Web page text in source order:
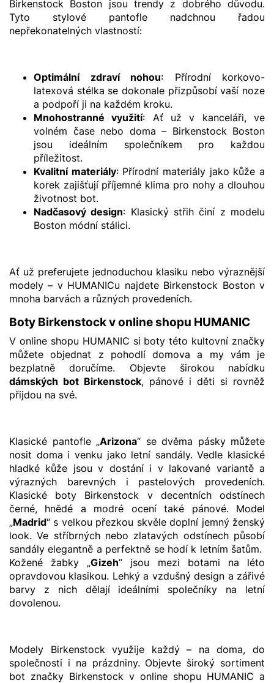
Birkenstock Boston jsou trendy z dobrého důvodu.
Tyto stylové pantofle nadchnou řadou
nepřekonatelných vlastností:
Optimální zdraví nohou: Přírodní korkovo-
latexová stélka se dokonale přizpůsobí vaší noze
a podpoří ji na každém kroku.
Mnohostranné využití: Ať už v kanceláři, ve
volném čase nebo doma – Birkenstock Boston
jsou ideálním společníkem pro každou
příležitost.
Kvalitní materiály: Přírodní materiály jako kůže a
korek zajišťují příjemné klima pro nohy a dlouhou
životnost bot.
Nadčasový design: Klasický střih činí z modelu
Boston módní stálici.
Ať už preferujete jednoduchou klasiku nebo výraznější
modely – v HUMANICu najdete Birkenstock Boston v
mnoha barvách a různých provedeních.
Boty Birkenstock v online shopu HUMANIC
V online shopu HUMANIC si boty této kultovní značky
můžete objednat z pohodlí domova a my vám je
bezplatně doručíme. Objevte širokou nabídku
dámských bot Birkenstock, pánové i děti si rovněž
přijdou na své.
Klasické pantofle „Arizona“ se dvěma pásky můžete
nosit doma i venku jako letní sandály. Vedle klasické
hladké kůže jsou v dostání i v lakované variantě a
výrazných barevných i pastelových provedeních.
Klasické boty Birkenstock v decentních odstínech
černé, hnědé a modré ocení také pánové. Model
„Madrid“ s velkou přezkou skvěle doplní jemný ženský
look. Ve stříbrných nebo zlatavých odstínech působí
sandály elegantně a perfektně se hodí k letním šatům.
Kožené žabky „Gizeh“ jsou mezi botami na léto
opravdovou klasikou. Lehký a vzdušný design a zářivé
barvy z nich dělají ideálními společníky na letní
dovolenou.
Modely Birkenstock využije každý –⁠ na doma, do
společnosti i na prázdniny. Objevte široký sortiment
bot značky Birkenstock v online shopu HUMANIC a